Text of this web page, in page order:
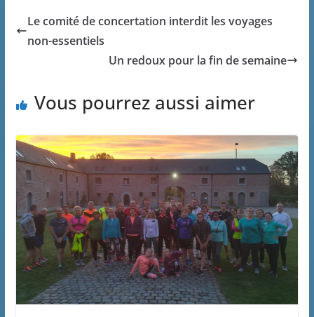
Le comité de concertation interdit les voyages
non-essentiels
Un redoux pour la fin de semaine
Vous pourrez aussi aimer